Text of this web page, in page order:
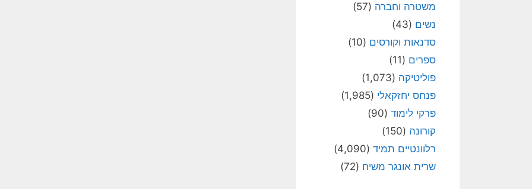
משטרה וחברה (57)
נשים (43)
סדנאות וקורסים (10)
ספרים (11)
פוליטיקה (1,073)
פנחס יחזקאלי (1,985)
פרקי לימוד (90)
קורונה (150)
רלוונטיים תמיד (4,090)
שרית אונגר משיח (72)